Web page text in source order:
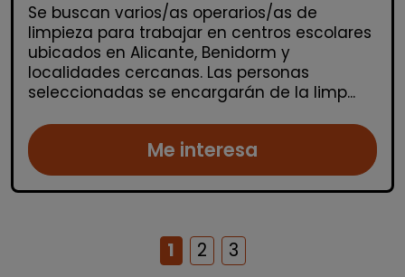
Se buscan varios/as operarios/as de
limpieza para trabajar en centros escolares
ubicados en Alicante, Benidorm y
localidades cercanas. Las personas
seleccionadas se encargarán de la limp...
Me interesa
1 2 3